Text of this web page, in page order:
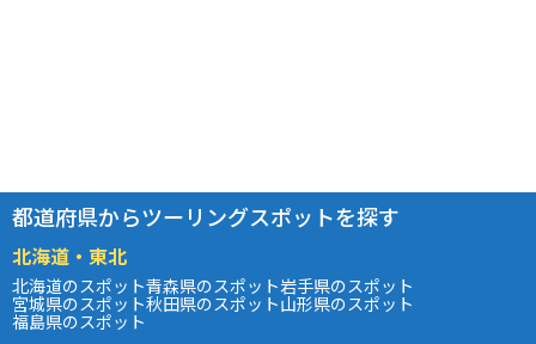
都道府県からツーリングスポットを探す
北海道・東北
北海道のスポット青森県のスポット岩手県のスポット
宮城県のスポット秋田県のスポット山形県のスポット
福島県のスポット